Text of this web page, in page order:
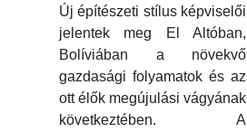
Új építészeti stílus képviselői
jelentek meg El Altóban,
Bolíviában a növekvő
gazdasági folyamatok és az
ott élők megújulási vágyának
következtében. A